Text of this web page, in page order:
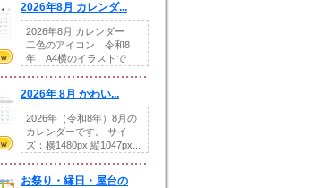
2026年8月 カレンダ...
2026年8月 カレンダー
二色のアイコン 令和8
年 A4横のイラストで
2026年 8月 かわい...
2026年（令和8年）8月の
カレンダーです。 サイ
ズ：横1480px 縦1047px...
お祭り・縁日・屋台の